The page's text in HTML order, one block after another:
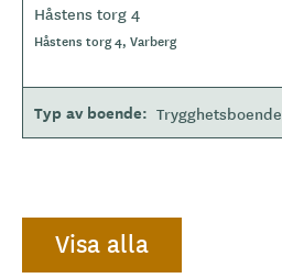
Håstens torg 4
Håstens torg 4, Varberg
Typ av boende Trygghetsboende
Visa alla